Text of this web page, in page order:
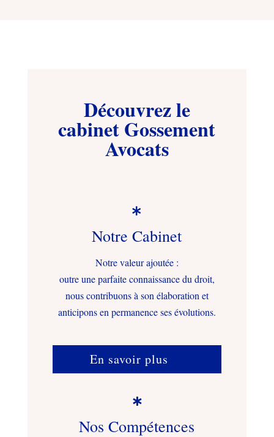
Découvrez le
cabinet Gossement
Avocats

Notre Cabinet
Notre valeur ajoutée :
outre une parfaite connaissance du droit,
nous contribuons à son élaboration et
anticipons en permanence ses évolutions.
En savoir plus

Nos Compétences